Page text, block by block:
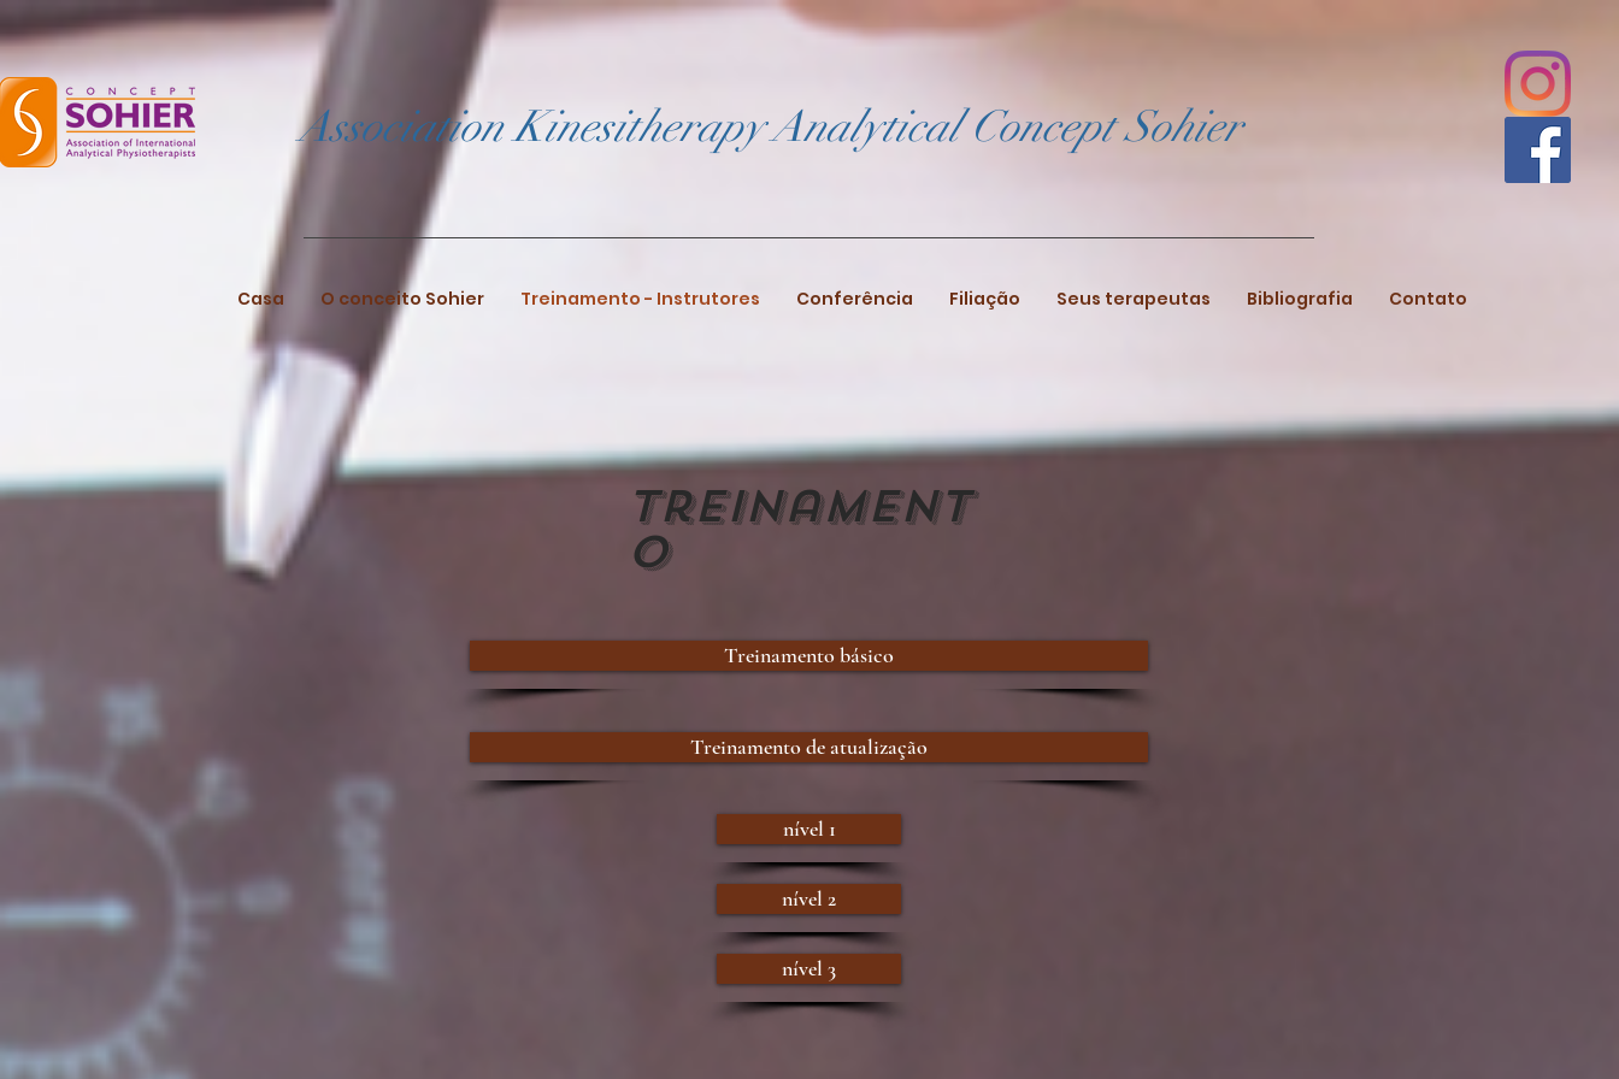
Association Kinesitherapy Analytical Concept Sohier
Casa O conceito Sohier Treinamento - Instrutores Conferência Filiação Seus terapeutas Bibliografia Contato
Treinament
o
Treinamento básico
Treinamento de atualização
nível 1
nível 2
nível 3